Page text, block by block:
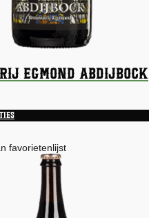
Egmond Abdijbock
favorietenlijst